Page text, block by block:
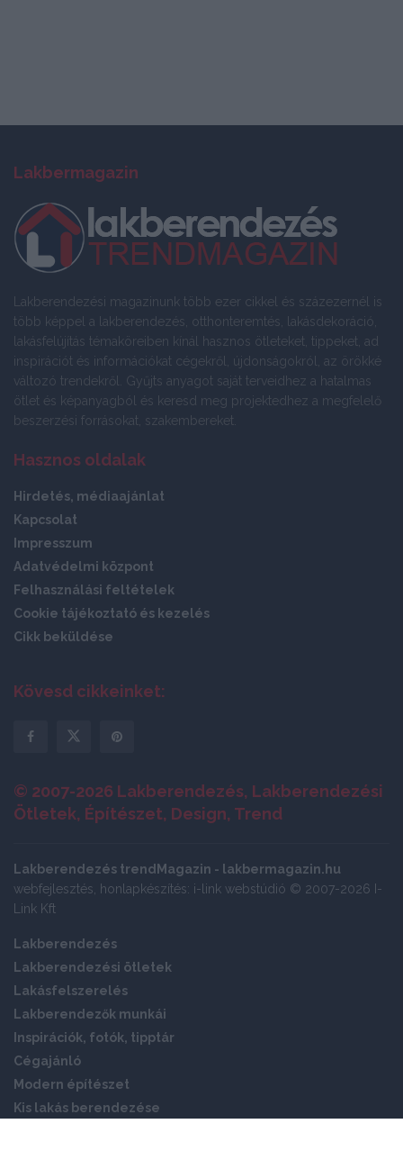
Lakbermagazin
Lakberendezési magazinunk több ezer cikkel és százezernél is
több képpel a lakberendezés, otthonteremtés, lakásdekoráció,
lakásfelújítás témaköreiben kínál hasznos ötleteket, tippeket, ad
inspirációt és információkat cégekről, újdonságokról, az örökké
változó trendekről. Gyűjts anyagot saját terveidhez a hatalmas
ötlet és képanyagból és keresd meg projektedhez a megfelelő
beszerzési forrásokat, szakembereket.
Hasznos oldalak
Hirdetés, médiaajánlat
Kapcsolat
Impresszum
Adatvédelmi központ
Felhasználási feltételek
Cookie tájékoztató és kezelés
Cikk beküldése
Kövesd cikkeinket:
© 2007-2026 Lakberendezés, Lakberendezési
Ötletek, Építészet, Design, Trend
Lakberendezés trendMagazin - lakbermagazin.hu
webfejlesztés, honlapkészítés: i-link webstúdió © 2007-2026 I-
Link Kft
Lakberendezés
Lakberendezési ötletek
Lakásfelszerelés
Lakberendezők munkái
Inspirációk, fotók, tipptár
Cégajánló
Modern építészet
Kis lakás berendezése